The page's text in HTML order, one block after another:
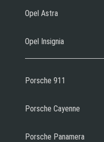
Opel Astra
Opel Insignia
Porsche 911
Porsche Cayenne
Porsche Panamera